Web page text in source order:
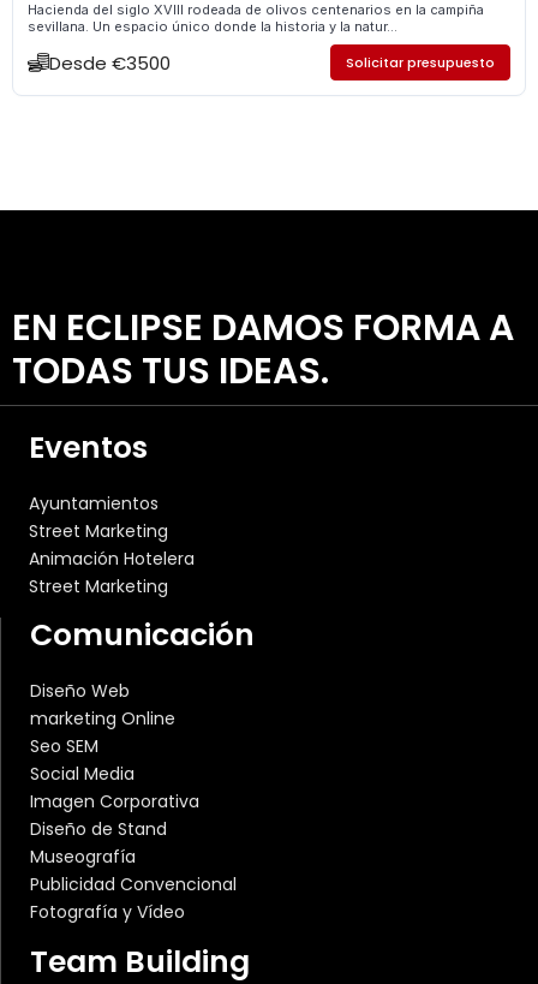
Hacienda del siglo XVIII rodeada de olivos centenarios en la campiña
sevillana. Un espacio único donde la historia y la natur...
Desde €3500 Solicitar presupuesto
EN ECLIPSE DAMOS FORMA A
TODAS TUS IDEAS.
Eventos
Ayuntamientos
Street Marketing
Animación Hotelera
Street Marketing
Comunicación
Diseño Web
marketing Online
Seo SEM
Social Media
Imagen Corporativa
Diseño de Stand
Museografía
Publicidad Convencional
Fotografía y Vídeo
Team Building